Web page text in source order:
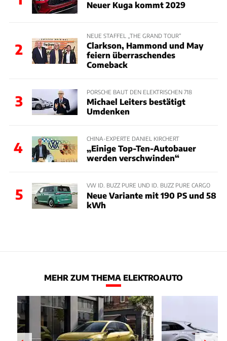
Neuer Kuga kommt 2029
2
NEUE STAFFEL „THE GRAND TOUR“
Clarkson, Hammond und May
feiern überraschendes
Comeback
3
PORSCHE BAUT DEN ELEKTRISCHEN 718
Michael Leiters bestätigt
Umdenken
4
CHINA-EXPERTE DANIEL KIRCHERT
„Einige Top-Ten-Autobauer
werden verschwinden“
5
VW ID. BUZZ PURE UND ID. BUZZ PURE CARGO
Neue Variante mit 190 PS und 58
kWh
MEHR ZUM THEMA ELEKTROAUTO